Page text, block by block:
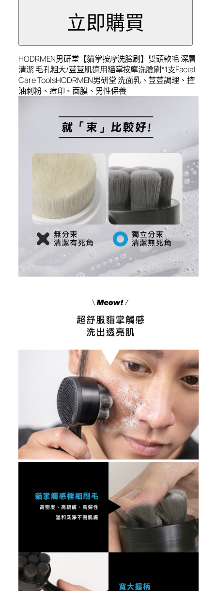
HODRMEN男研堂【貓掌按摩洗臉刷】雙頭軟毛 深層
清潔 毛孔粗大/荳荳肌適用貓掌按摩洗臉刷*1支Facial
Care ToolsHODRMEN男研堂 洗面乳、荳荳調理、控
油刺粉、痘印、面膜、男性保養